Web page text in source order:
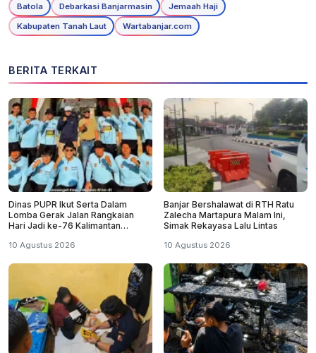
Batola Debarkasi Banjarmasin
Jemaah Haji
Kabupaten Tanah Laut
Wartabanjar.com
BERITA TERKAIT
Dinas PUPR Ikut Serta Dalam
Lomba Gerak Jalan Rangkaian
Hari Jadi ke-76 Kalimantan
10 Agustus 2026
Banjar Bershalawat di RTH Ratu
Zalecha Martapura Malam Ini,
Simak Rekayasa Lalu Lintas
10 Agustus 2026